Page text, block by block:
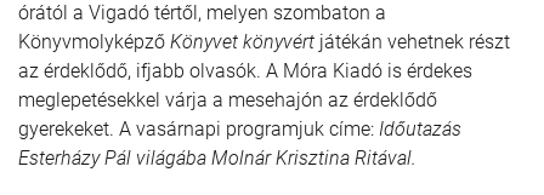
órától a Vigadó tértől, melyen szombaton a
Könyvmolyképző Könyvet könyvért játékán vehetnek részt
az érdeklődő, ifjabb olvasók. A Móra Kiadó is érdekes
meglepetésekkel várja a mesehajón az érdeklődő
gyerekeket. A vasárnapi programjuk címe: Időutazás
Esterházy Pál világába Molnár Krisztina Ritával.